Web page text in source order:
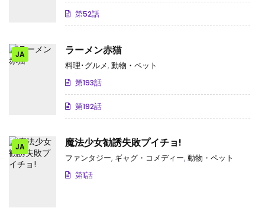
第52話
JA ラーメン赤猫
料理･グルメ, 動物・ペット
第193話
第192話
JA 魔法少女勧誘失敗プイチョ!
ファンタジー, ギャグ・コメディー, 動物・ペット
第1話